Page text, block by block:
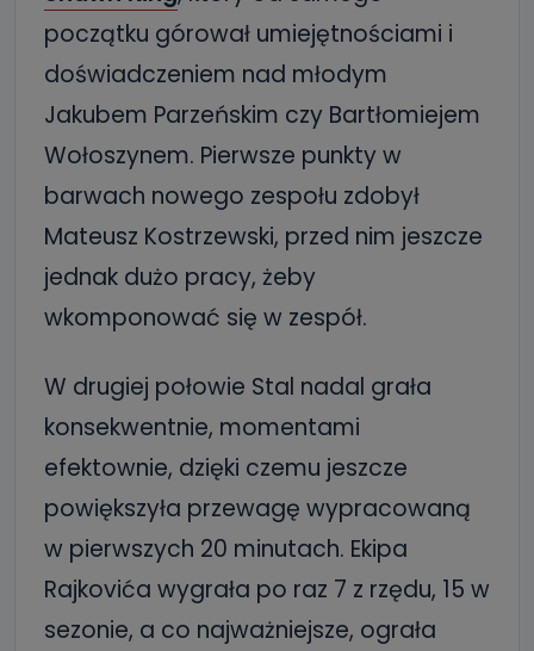
początku górował umiejętnościami i
doświadczeniem nad młodym
Jakubem Parzeńskim czy Bartłomiejem
Wołoszynem. Pierwsze punkty w
barwach nowego zespołu zdobył
Mateusz Kostrzewski, przed nim jeszcze
jednak dużo pracy, żeby
wkomponować się w zespół.
W drugiej połowie Stal nadal grała
konsekwentnie, momentami
efektownie, dzięki czemu jeszcze
powiększyła przewagę wypracowaną
w pierwszych 20 minutach. Ekipa
Rajkovića wygrała po raz 7 z rzędu, 15 w
sezonie, a co najważniejsze, ograła